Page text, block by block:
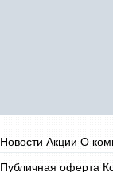
Новости Акции О
Публичная оферта